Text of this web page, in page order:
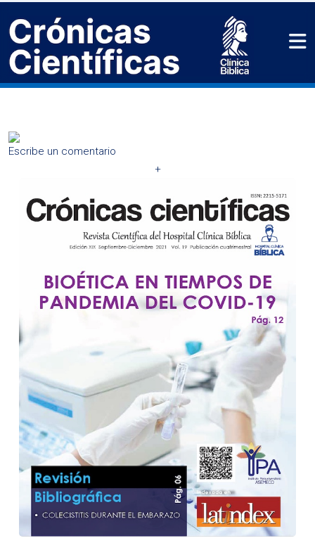
Escribe un comentario
+